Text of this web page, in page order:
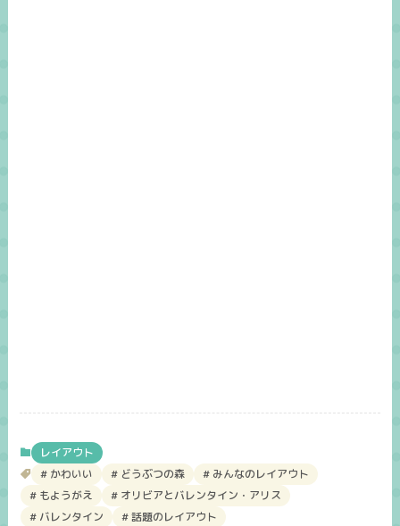
レイアウト
かわいい
どうぶつの森
みんなのレイアウト
もようがえ
オリビアとバレンタイン・アリス
バレンタイン
話題のレイアウト